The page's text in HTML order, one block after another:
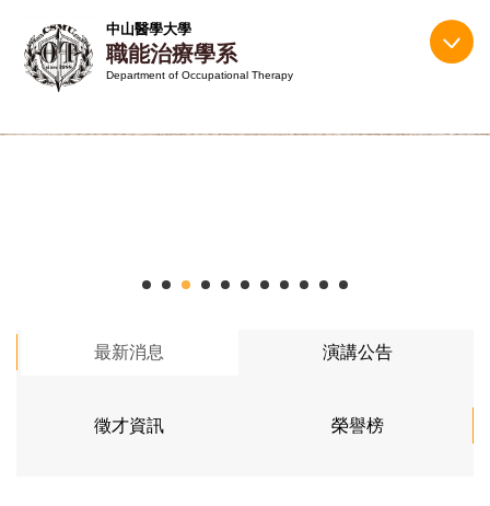
到
主
中山醫學大學
職能治療學系
Department of Occupational Therapy
最新消息 演講公告
徵才資訊 榮譽榜